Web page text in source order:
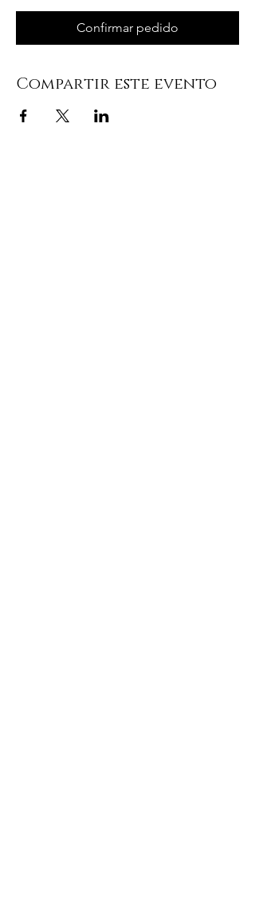
Confirmar pedido
Compartir este evento